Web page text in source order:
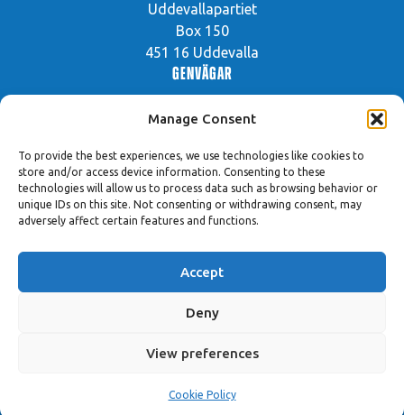
Manage Consent
To provide the best experiences, we use technologies like cookies to
store and/or access device information. Consenting to these
technologies will allow us to process data such as browsing behavior or
unique IDs on this site. Not consenting or withdrawing consent, may
adversely affect certain features and functions.
Accept
Deny
View preferences
Cookie Policy
Uddevallapartiet
Box 150
451 16 Uddevalla
Genvägar
Vår politik
Prioriterade frågor
Engagera dig!
Hantering av kakor
Sök på sajten
Webbplatsen är levererad av